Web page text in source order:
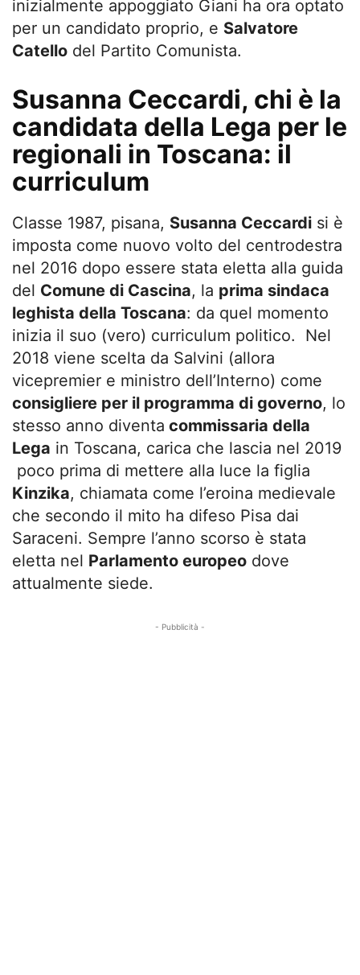
inizialmente appoggiato Giani ha ora optato
per un candidato proprio, e Salvatore
Catello del Partito Comunista.
Susanna Ceccardi, chi è la
candidata della Lega per le
regionali in Toscana: il
curriculum
Classe 1987, pisana, Susanna Ceccardi si è
imposta come nuovo volto del centrodestra
nel 2016 dopo essere stata eletta alla guida
del Comune di Cascina, la prima sindaca
leghista della Toscana: da quel momento
inizia il suo (vero) curriculum politico. Nel
2018 viene scelta da Salvini (allora
vicepremier e ministro dell’Interno) come
consigliere per il programma di governo, lo
stesso anno diventa commissaria della
Lega in Toscana, carica che lascia nel 2019
poco prima di mettere alla luce la figlia
Kinzika, chiamata come l’eroina medievale
che secondo il mito ha difeso Pisa dai
Saraceni. Sempre l’anno scorso è stata
eletta nel Parlamento europeo dove
attualmente siede.
- Pubblicità -